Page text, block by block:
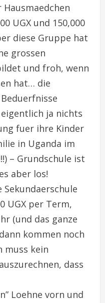
UGX und 150,000
diese Gruppe hat
grossen
und froh, wenn
hat… die
ja nichts
fuer ihre Kinder
in Uganda im
– Grundschule ist
aber los!
Sekundaerschule
UGX per Term,
(und das ganze
kommen noch
muss kein
dass
Loehne vorn und